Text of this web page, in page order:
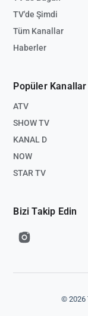
TV'de Şimdi
Tüm Kanallar
Haberler
Popüler Kanallar
ATV
SHOW TV
KANAL D
NOW
STAR TV
Bizi Takip Edin
© 2026